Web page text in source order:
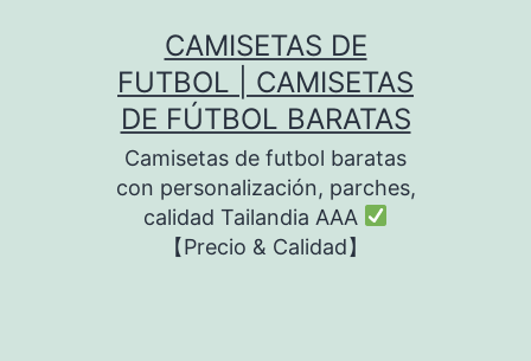
CAMISETAS DE
FUTBOL | CAMISETAS
DE FÚTBOL BARATAS
Camisetas de futbol baratas
con personalización, parches,
calidad Tailandia AAA
【Precio & Calidad】